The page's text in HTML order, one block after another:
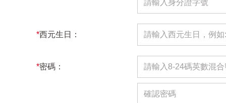
*西元生日：
*密碼：